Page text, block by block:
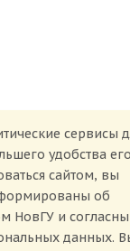
сервисы
удобства
сайтом, вы
об
НовГУ и согласны
данных.